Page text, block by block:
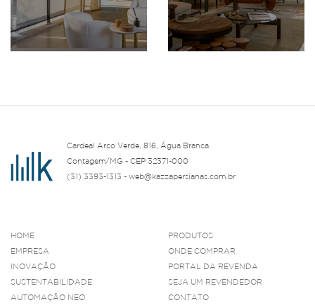
Cardeal Arco Verde, 816, Água Branca
Contagem/MG - CEP 32371-000
(31) 3393-1313 - web@kazzapersianas.com.br
HOME
EMPRESA
INOVAÇÃO
SUSTENTABILIDADE
AUTOMAÇÃO NEO
PRODUTOS
ONDE COMPRAR
PORTAL DA REVENDA
SEJA UM REVENDEDOR
CONTATO